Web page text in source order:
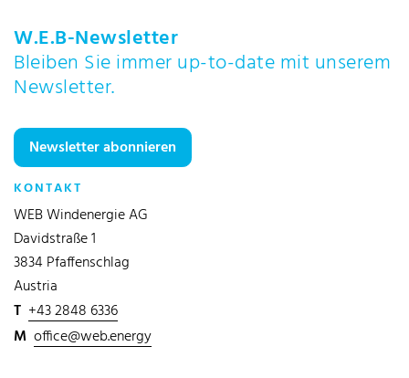
W.E.B-Newsletter
Bleiben Sie immer up-to-date mit unserem
Newsletter.
Newsletter abonnieren
KONTAKT
WEB Windenergie AG
Davidstraße 1
3834 Pfaffenschlag
Austria
T +43 2848 6336
M office@web.energy